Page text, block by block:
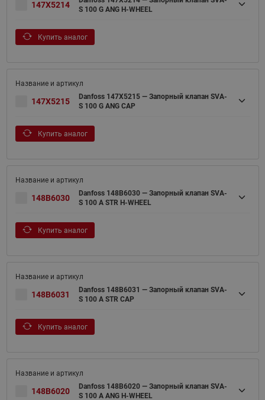
147X5214
S 100 G ANG H-WHEEL
Купить аналог
147X5215
Danfoss 147X5215 — Запорный клапан SVA-
S 100 G ANG CAP
Купить аналог
148B6030
Danfoss 148B6030 — Запорный клапан SVA-
S 100 A STR H-WHEEL
Купить аналог
148B6031
Danfoss 148B6031 — Запорный клапан SVA-
S 100 A STR CAP
Купить аналог
148B6020
Danfoss 148B6020 — Запорный клапан SVA-
S 100 A ANG H-WHEEL